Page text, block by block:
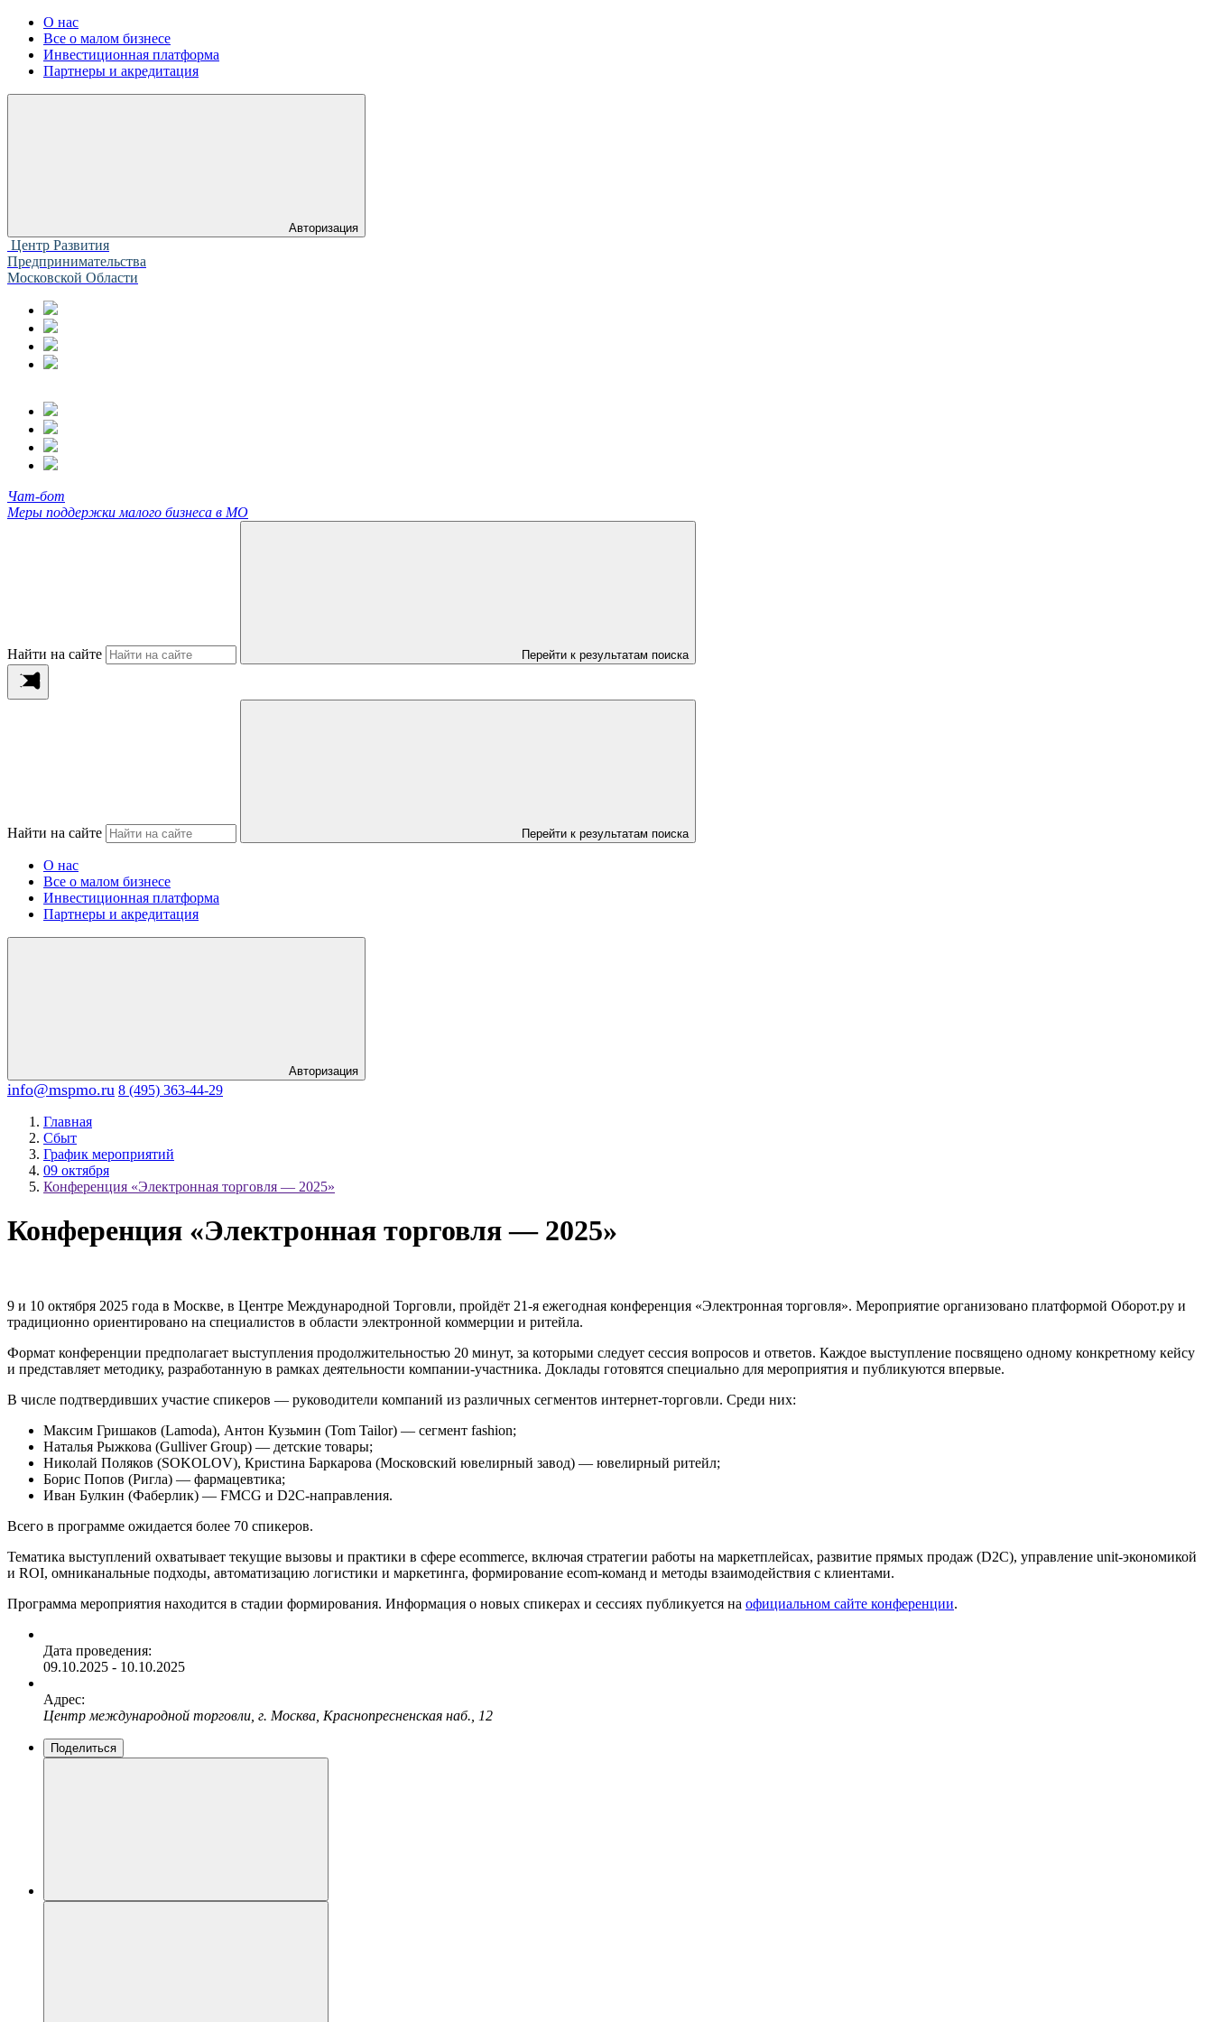
О нас
Все о малом бизнесе
Инвестиционная платформа
Партнеры и акредитация
Авторизация
Центр Развития
Предпринимательства
Московской Области
Чат-бот
Меры поддержки малого бизнеса в МО
Найти на сайте Перейти к результатам поиска
Найти на сайте Перейти к результатам поиска
О нас
Все о малом бизнесе
Инвестиционная платформа
Партнеры и акредитация
Авторизация
info@mspmo.ru 8 (495) 363-44-29
Главная
Сбыт
График мероприятий
09 октября
Конференция «Электронная торговля — 2025»
Конференция «Электронная торговля — 2025»
9 и 10 октября 2025 года в Москве, в Центре Международной Торговли, пройдёт 21-я ежегодная конференция «Электронная торговля». Мероприятие организовано платформой Оборот.ру и
традиционно ориентировано на специалистов в области электронной коммерции и ритейла.
Формат конференции предполагает выступления продолжительностью 20 минут, за которыми следует сессия вопросов и ответов. Каждое выступление посвящено одному конкретному кейсу
и представляет методику, разработанную в рамках деятельности компании-участника. Доклады готовятся специально для мероприятия и публикуются впервые.
В числе подтвердивших участие спикеров — руководители компаний из различных сегментов интернет-торговли. Среди них:
Максим Гришаков (Lamoda), Антон Кузьмин (Tom Tailor) — сегмент fashion;
Наталья Рыжкова (Gulliver Group) — детские товары;
Николай Поляков (SOKOLOV), Кристина Баркарова (Московский ювелирный завод) — ювелирный ритейл;
Борис Попов (Ригла) — фармацевтика;
Иван Булкин (Фаберлик) — FMCG и D2C-направления.
Всего в программе ожидается более 70 спикеров.
Тематика выступлений охватывает текущие вызовы и практики в сфере ecommerce, включая стратегии работы на маркетплейсах, развитие прямых продаж (D2C), управление unit-экономикой
и ROI, омниканальные подходы, автоматизацию логистики и маркетинга, формирование ecom-команд и методы взаимодействия с клиентами.
Программа мероприятия находится в стадии формирования. Информация о новых спикерах и сессиях публикуется на официальном сайте конференции.
Дата проведения:
09.10.2025 - 10.10.2025
Адрес:
Центр международной торговли, г. Москва, Краснопресненская наб., 12
Поделиться